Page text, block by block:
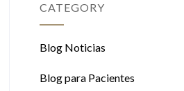
CATEGORY
Blog Noticias
Blog para Pacientes